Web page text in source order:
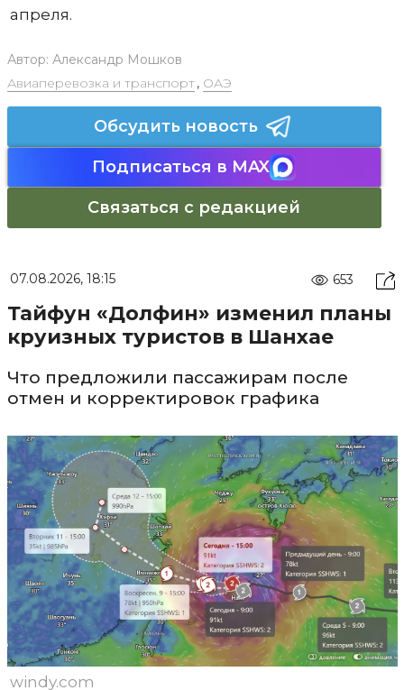
апреля.
Автор: Александр Мошков
Авиаперевозка и транспорт, ОАЭ
Обсудить новость
Подписаться в MAX
Связаться с редакцией
07.08.2026, 18:15 653
Тайфун «Долфин» изменил планы
круизных туристов в Шанхае
Что предложили пассажирам после
отмен и корректировок графика
windy.com